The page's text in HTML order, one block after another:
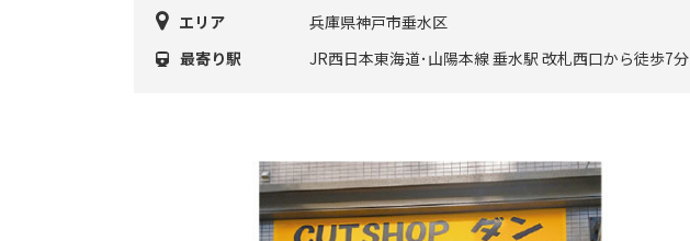
エリア
兵庫県神戸市垂水区
最寄り駅
JR西日本東海道･山陽本線 垂水駅 改札西口から徒歩7分